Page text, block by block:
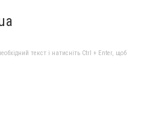
текст і натисніть Ctrl + Enter, щоб